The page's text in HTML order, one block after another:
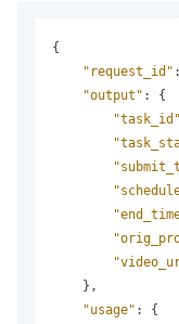
{
"request_id" :
"output" :
{
"task_id"
} ,
"usage" :
{